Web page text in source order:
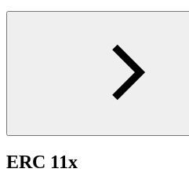
ERC 11x